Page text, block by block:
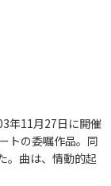
年11月27日に開催
トの委嘱作品。同
。曲は、情動的起